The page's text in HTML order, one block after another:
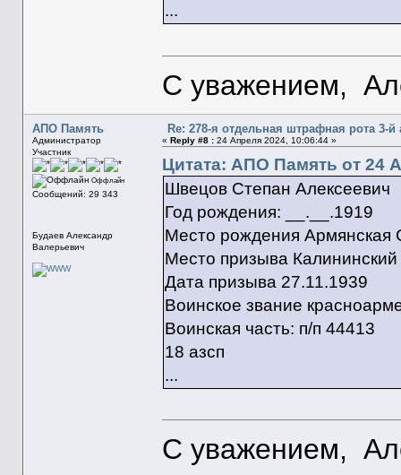
...
С уважением,
АПО Память
Администратор
Участник
Оффлайн
Сообщений: 29 343
Будаев Александр
Валерьевич
Re: 278-я отдельная штрафная рота 3-
« Reply #8 :24 Апреля 2024, 10:06:44 »
Цитата: АПО Память от 24
Швецов Степан Алексеевич
Год рождения: __.__.1919
Место рождения Армянская
Место призыва
Дата призыва 27.11.1939
Воинское звание
Воинская часть: п/п 44413
18 азсп
...
С уважением,